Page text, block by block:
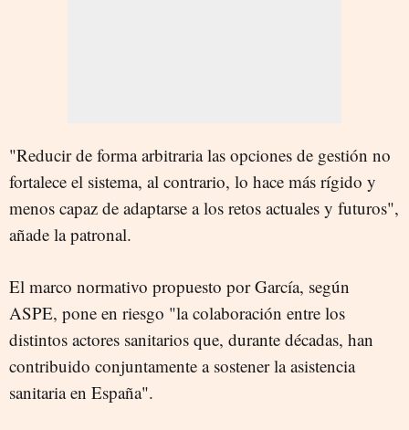
"Reducir de forma arbitraria las opciones de gestión no
fortalece el sistema, al contrario, lo hace más rígido y
menos capaz de adaptarse a los retos actuales y futuros",
añade la patronal.
El marco normativo propuesto por García, según
ASPE, pone en riesgo "la colaboración entre los
distintos actores sanitarios que, durante décadas, han
contribuido conjuntamente a sostener la asistencia
sanitaria en España".